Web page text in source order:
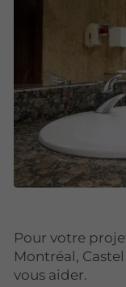
Pour votre
Montréal,
vous aider.